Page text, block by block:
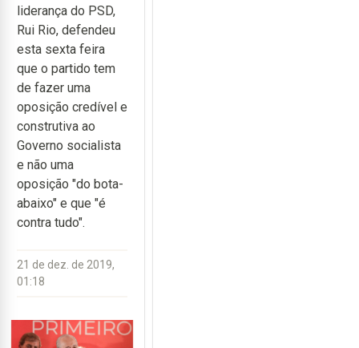
liderança do PSD,
Rui Rio, defendeu
esta sexta feira
que o partido tem
de fazer uma
oposição credível e
construtiva ao
Governo socialista
e não uma
oposição "do bota-
abaixo" e que "é
contra tudo".
21 de dez. de 2019,
01:18